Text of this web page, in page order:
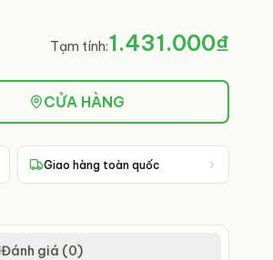
Tạm tính:1.431.000₫
CỬA HÀNG
Giao hàng toàn quốc
Đánh giá (0)